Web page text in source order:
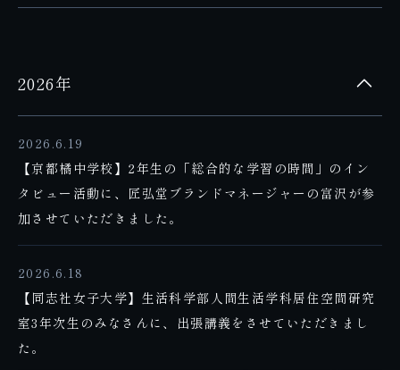
2026年
2026.6.19
【京都橘中学校】2年生の「総合的な学習の時間」のイン
タビュー活動に、匠弘堂ブランドマネージャーの富沢が参
加させていただきました。
2026.6.18
【同志社女子大学】生活科学部人間生活学科居住空間研究
室3年次生のみなさんに、出張講義をさせていただきまし
た。